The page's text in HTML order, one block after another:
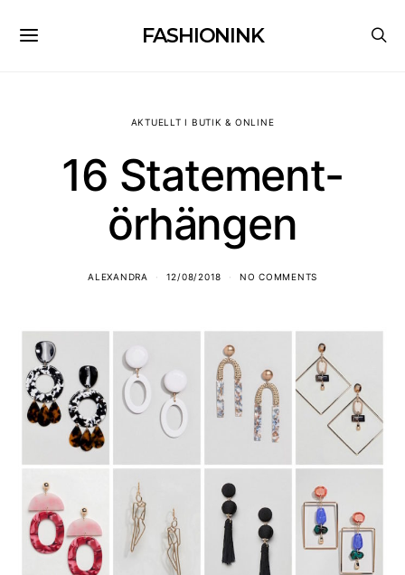
FASHIONINK
AKTUELLT I BUTIK & ONLINE
16 Statement-
örhängen
ALEXANDRA 12/08/2018 NO COMMENTS